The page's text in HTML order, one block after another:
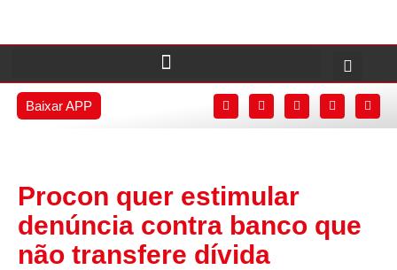
Baixar APP
Procon quer estimular
denúncia contra banco que
não transfere dívida